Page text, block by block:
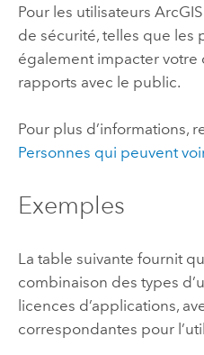
Pour les utilisateurs
de sécurité, telles que les
également impacter votre
rapports avec le public.
Pour plus d’informations,
Personnes qui peuvent
Exemples
La table suivante fournit
combinaison des types
licences d’applications,
correspondantes pour